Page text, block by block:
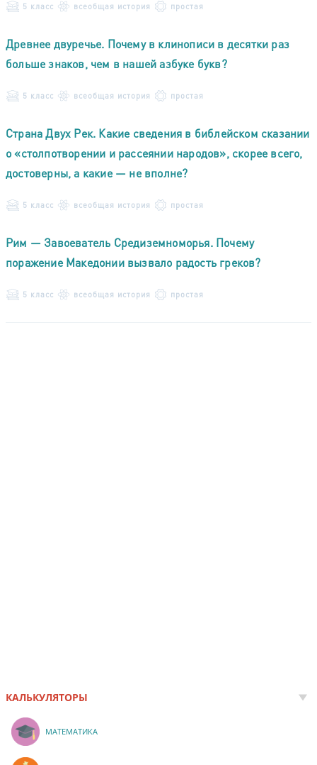
5 класс всеобщая история простая
Древнее двуречье. Почему в клинописи в десятки раз
больше знаков, чем в нашей азбуке букв?
5 класс всеобщая история простая
Страна Двух Рек. Какие сведения в библейском сказании
о «столпотворении и рассеянии народов», скорее всего,
достоверны, а какие — не вполне?
5 класс всеобщая история простая
Рим — Завоеватель Средиземноморья. Почему
поражение Македонии вызвало радость греков?
5 класс всеобщая история простая
КАЛЬКУЛЯТОРЫ
МАТЕМАТИКА